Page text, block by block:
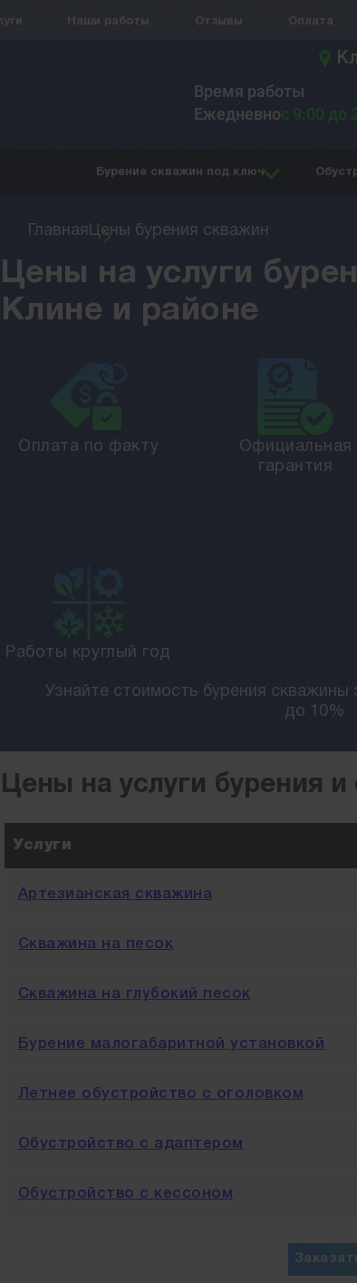
Наши работы Отзывы Оплата
Время работы
Ежедневнос 9:00 до
Бурение скважин под ключ
Главная Цены бурения скважин
Цены на услуги
Клине и районе
Оплата по факту
Официальная
гарантия
Работы круглый год
Узнайте стоимость бурения скважины
до 10%
Цены на услуги бурения и
Услуги
Артезианская скважина
Скважина на песок
Скважина на глубокий песок
Бурение малогабаритной установкой
Летнее обустройство с оголовком
Обустройство с адаптером
Обустройство с кессоном